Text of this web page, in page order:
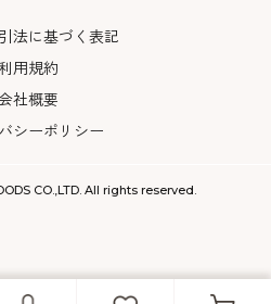
法に基づく表記
用規約
社概要
シーポリシー
CO.,LTD. All rights reserved.